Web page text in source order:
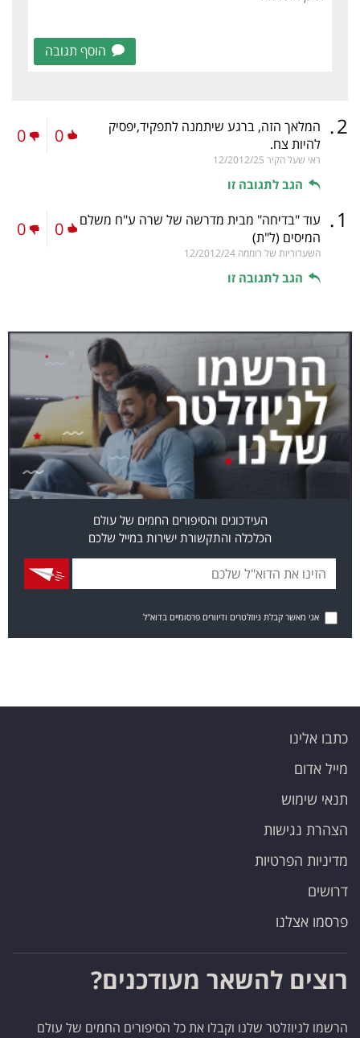
הוסף תגובה
2
. המלאך הזה, ברגע שיתמנה לתפקיד,יפסיק
להיות צח.
ראי שעל הקיר 12/2012/25
הגב לתגובה זו
0
0
1
. עוד "בדיחה" מבית מדרשה של שרה ע"ח משלם
המיסים (ל"ת)
השערוריות של רוממה 12/2012/24
הגב לתגובה זו
0
0
העידכונים והסיפורים החמים של עולם
הכלכלה והתקשורת ישירות במייל שלכם
אני מאשר קבלת ניוזלטרים ודיוורים פרסומיים בדוא"ל
כתבו אלינו
מייל אדום
תנאי שימוש
הצהרת נגישות
מדיניות הפרטיות
דרושים
פרסמו אצלנו
רוצים להשאר מעודכנים?
הרשמו לניוזלטר שלנו וקבלו את כל הסיפורים החמים של עולם